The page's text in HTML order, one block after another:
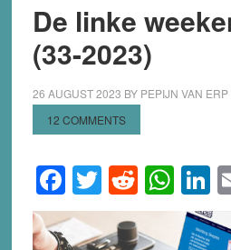
De linke
(33-2023)
26 AUGUST 2023 BY PEPIJN VAN ERP
12 COMMENTS
Facebook
Twitter
Reddit